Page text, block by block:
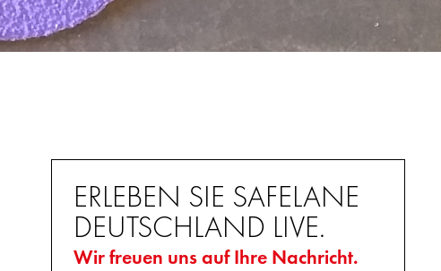
ERLEBEN SIE SAFELANE
DEUTSCHLAND LIVE.
Wir freuen uns auf Ihre Nachricht.